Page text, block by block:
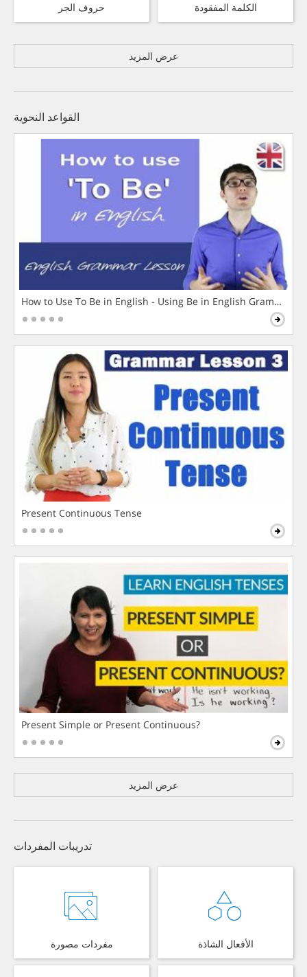
حروف الجر الكلمة المفقودة
عرض المزيد
القواعد النحوية
How to Use To Be in English - Using Be in English Grammar
Present Continuous Tense
Present Simple or Present Continuous?
عرض المزيد
تدريبات المفردات
مفردات مصورة الأفعال الشاذة